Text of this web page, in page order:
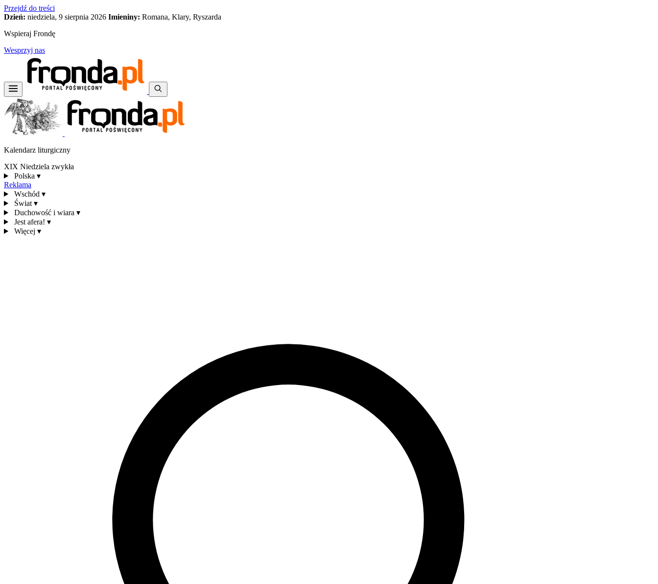
Przejdź do treści
Dzień: niedziela, 9 sierpnia 2026 Imieniny: Romana, Klary, Ryszarda
Wspieraj Frondę
Wesprzyj nas
Kalendarz liturgiczny
XIX Niedziela zwykła
Polska ▾
Reklama
Wschód ▾
Świat ▾
Duchowość i wiara ▾
Jest afera! ▾
Więcej ▾